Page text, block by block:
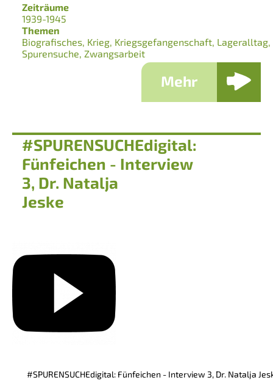
Zeiträume
1939-1945
Themen
Biografisches Krieg Kriegsgefangenschaft Lageralltag
Spurensuche Zwangsarbeit
Mehr
#SPURENSUCHEdigital:
Fünfeichen - Interview
3, Dr. Natalja
Jeske
#SPURENSUCHEdigital: Fünfeichen - Interview 3, Dr. Natalja